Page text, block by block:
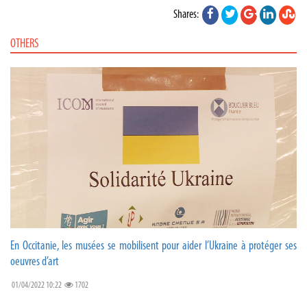
Shares:
OTHERS
En Occitanie, les musées se mobilisent pour aider l’Ukraine à protéger ses
oeuvres d’art
01/04/2022 10:22 1702